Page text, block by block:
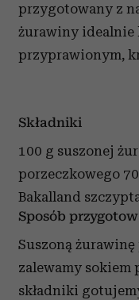
przygotowany z
żurawiny idealnie
przyprawionym,
Składniki
100 g suszonej
porzeczkowego
Bakalland
Sposób
Suszoną
zalewamy sokiem
składniki